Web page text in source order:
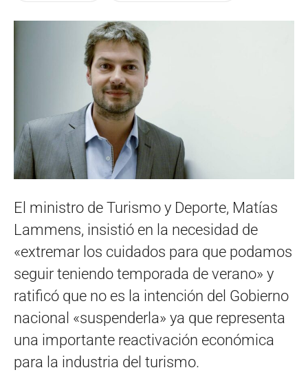
El ministro de Turismo y Deporte, Matías
Lammens, insistió en la necesidad de
«extremar los cuidados para que podamos
seguir teniendo temporada de verano» y
ratificó que no es la intención del Gobierno
nacional «suspenderla» ya que representa
una importante reactivación económica
para la industria del turismo.